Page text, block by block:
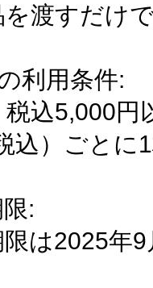
渡すだけ
利用条件:
込5,000円
込）ごとに
:
は2025年